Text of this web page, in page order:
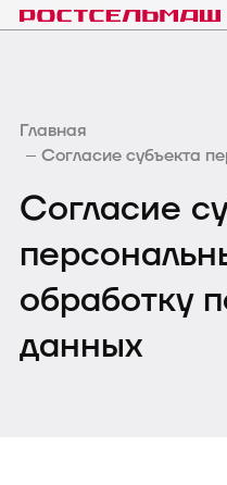
Главная
Согласие субъекта
Согласие
обработку
данных